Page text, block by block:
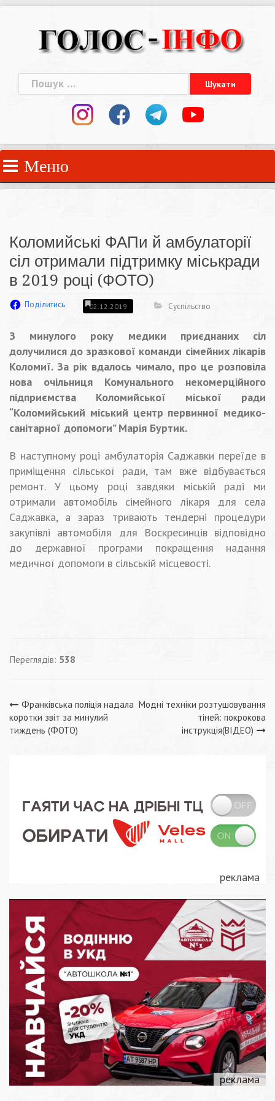
Пошук:
Меню
Коломийські ФАПи й амбулаторії
сіл отримали підтримку міськради
в 2019 році (ФОТО)
Поділитись 02.12.2019 Суспільство
З минулого року медики приєднаних сіл
долучилися до зразкової команди сімейних лікарів
Коломиї. За рік вдалось чимало, про це розповіла
нова очільниця Комунального некомерційного
підприємства Коломийської міської ради
“Коломийський міський центр первинної медико-
санітарної допомоги” Марія Буртик.
В наступному році амбулаторія Саджавки переїде в
приміщення сільської ради, там вже відбувається
ремонт. У цьому році завдяки міській раді ми
отримали автомобіль сімейного лікаря для села
Саджавка, а зараз тривають тендерні процедури
закупівлі автомобіля для Воскресинців відповідно
до державної програми покращення надання
медичної допомоги в сільській місцевості.
Переглядів: 538
Навігація
записів
Франківська поліція надала
коротки звіт за минулий
тиждень (ФОТО)
Модні техніки розтушовування
тіней: покрокова
інструкція(ВІДЕО)